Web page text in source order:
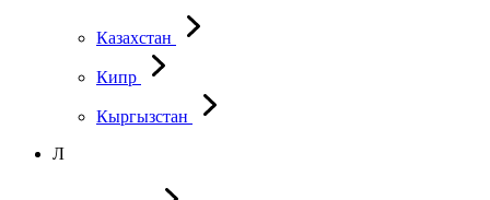
Казахстан
Кипр
Кыргызстан
Л